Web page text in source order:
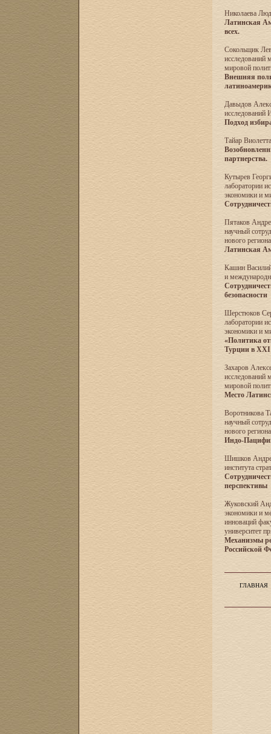
Николаева
Латинская
всех.
Сокольщик
исследований
мировой
Внешняя
Давыдов
Подход
Тайар
партнерства.
Кутырев
лаборатории
экономики и
Пятаков
научный
нового
Латинская
Кашин
и
безопасности
Шерстюков
лаборатории
экономики и
«Политика
Турции в XXI
Захаров
исследований
мировой
Место
Воротникова
научный
нового
Индо-
Шишков
института
перспективы
Жуковский
экономики и
инноваций
университет
Механизмы
Российской
ГЛАВНАЯ